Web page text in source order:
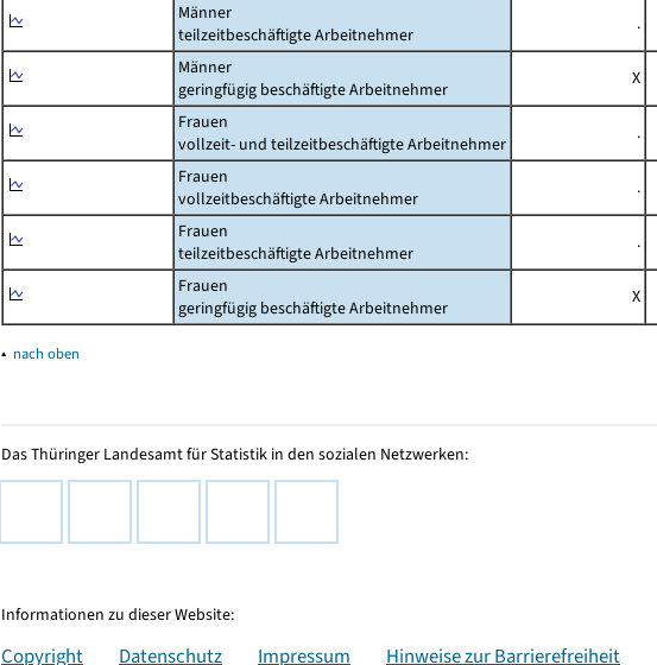
Männer
teilzeitbeschäftigte Arbeitnehmer
.
Männer
geringfügig beschäftigte Arbeitnehmer
X
Frauen
vollzeit- und teilzeitbeschäftigte Arbeitnehmer
.
Frauen
vollzeitbeschäftigte Arbeitnehmer
.
Frauen
teilzeitbeschäftigte Arbeitnehmer
.
Frauen
geringfügig beschäftigte Arbeitnehmer
X
▴ nach oben
Das Thüringer Landesamt für Statistik in den sozialen Netzwerken:
Informationen zu dieser Website:
Copyright Datenschutz Impressum Hinweise zur Barrierefreiheit